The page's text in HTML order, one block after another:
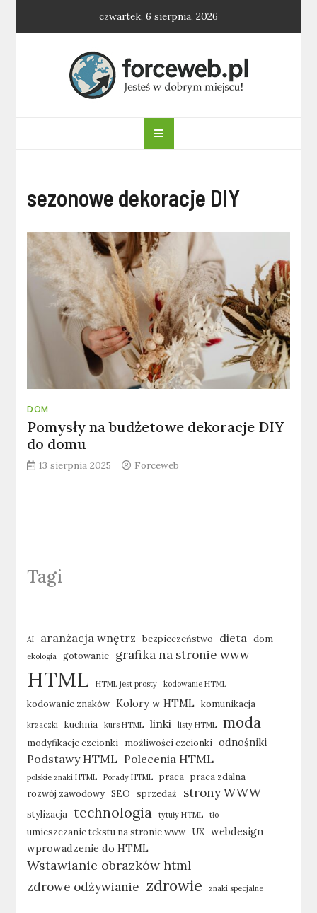
czwartek, 6 sierpnia, 2026
forceweb.pl
sezonowe dekoracje DIY
DOM
Pomysły na budżetowe dekoracje DIY
do domu
13 sierpnia 2025 Forceweb
Tagi
AI aranżacja wnętrz bezpieczeństwo dieta dom
ekologia gotowanie grafika na stronie www
HTML HTML jest prosty kodowanie HTML
kodowanie znaków Kolory w HTML komunikacja
krzaczki kuchnia kurs HTML linki listy HTML moda
modyfikacje czcionki możliwości czcionki odnośniki
Podstawy HTML Polecenia HTML
polskie znaki HTML Porady HTML praca praca zdalna
rozwój zawodowy SEO sprzedaż strony WWW
stylizacja technologia tytuły HTML tło
umieszczanie tekstu na stronie www UX webdesign
wprowadzenie do HTML
Wstawianie obrazków html
zdrowe odżywianie zdrowie znaki specjalne